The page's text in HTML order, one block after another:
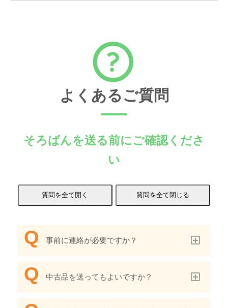
よくあるご質問
そろばんを送る前にご確認くださ
い
事前に連絡が必要ですか？
中古品を送ってもよいですか？